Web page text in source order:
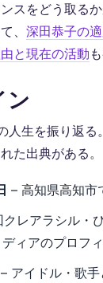
スをどう取る
、 深田恭子の
と現在の活動
ン
生を振り返る。
た出典がある。
– 高知県高知市
クレアラシル・
ィアのプロフィ
– アイドル・歌